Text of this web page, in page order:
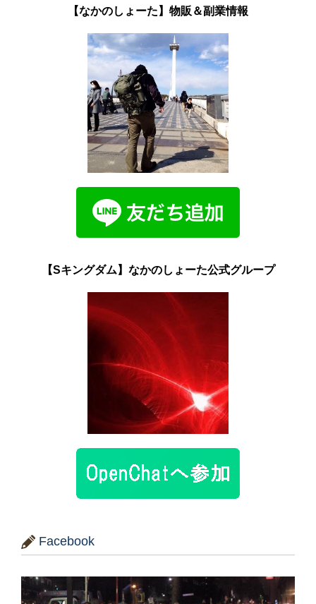
【なかのしょーた】物販＆副業情報
【Sキングダム】なかのしょーた公式グループ
Facebook